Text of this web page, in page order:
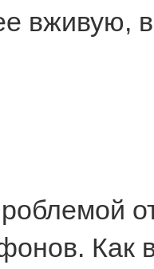
вживую,
Как